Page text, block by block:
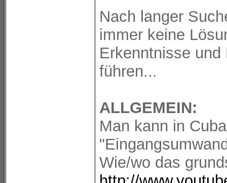
Nach langer
immer keine
Erkenntnisse
führen...
ALLGEMEIN:
Man kann in
Wie/wo das